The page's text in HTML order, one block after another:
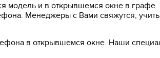
модель и в открывшемся окне в графе
Менеджеры с Вами свяжутся,
в открывшемся окне. Наши